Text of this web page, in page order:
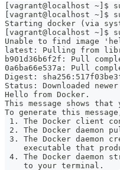
[vagrant@localhost ~]$
[vagrant@localhost ~]$
Starting docker
[vagrant@localhost ~]$
Unable to find image
latest: Pulling from
b901d36b6f2f: Pull
0a6ba66e537a: Pull
Digest:
Status: Downloaded
Hello from Docker.
This message shows
To generate this
1. The Docker client
2. The Docker daemon
3. The Docker daemon
executable that
4. The Docker
    to your terminal.